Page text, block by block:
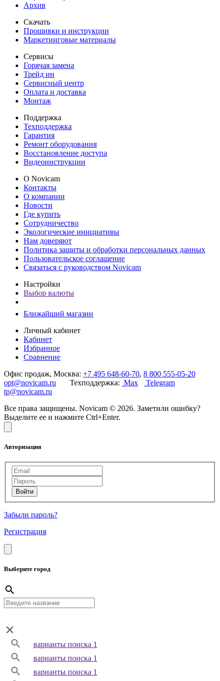
Архив
Скачать
Прошивки и инструкции
Маркетинговые материалы
Сервисы
Горячая замена
Трейд ин
Сервисный центр
Оплата и доставка
Монтаж
Поддержка
Техподдержка
Гарантия
Ремонт оборудования
Восстановление доступа
Видеоинструкции
О Novicam
Контакты
О компании
Новости
Где купить
Сотрудничество
Экологические инициативы
Нам доверяют
Политика защиты и обработки персональных данных
Пользовательское соглашение
Связаться с руководством Novicam
Настройки
Выбор валюты
Ближайший магазин
Личный кабинет
Кабинет
Избранное
Сравнение
Офис продаж, Москва: +7 495 648-60-70, 8 800 555-05-20
opt@novicam.ru Техподдержка: Max
Telegram
tp@novicam.ru
Все права защищены. Novicam © 2026. Заметили ошибку?
Выделите ее и нажмите Ctrl+Enter.
Авторизация
Забыли пароль?
Регистрация
Выберите город
варианты поиска 1
варианты поиска 1
варианты поиска 1